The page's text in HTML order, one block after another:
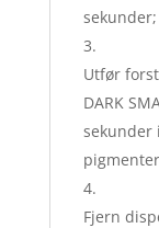
sekunder;
Utfør
DARK
sekunder
Fjern